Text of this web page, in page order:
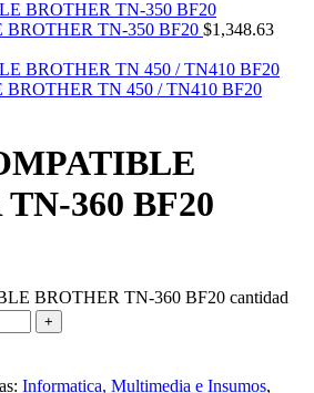
TN-350 BF20 $1,348.63
TN 450 / TN410 BF20
360 BF20
BROTHER TN-360 BF20 cantidad
Informatica, Multimedia e Insumos,